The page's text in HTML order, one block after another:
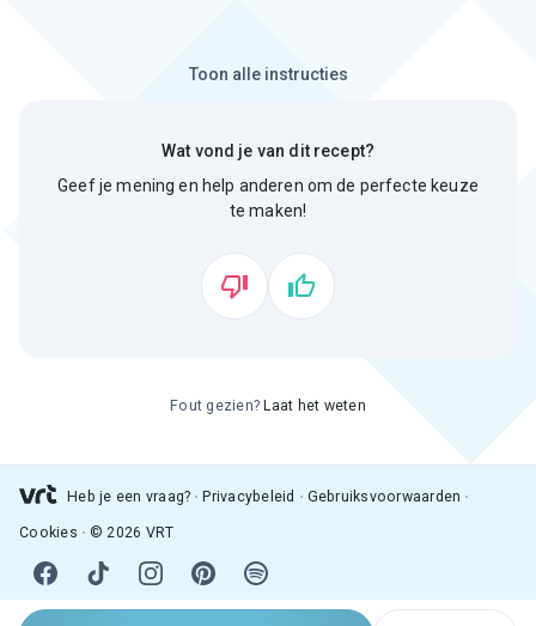
Toon alle instructies
Wat vond je van dit recept?
Geef je mening en help anderen om de perfecte keuze
te maken!
Fout gezien? Laat het weten
Heb je een vraag? Privacybeleid Gebruiksvoorwaarden
Cookies © 2026 VRT